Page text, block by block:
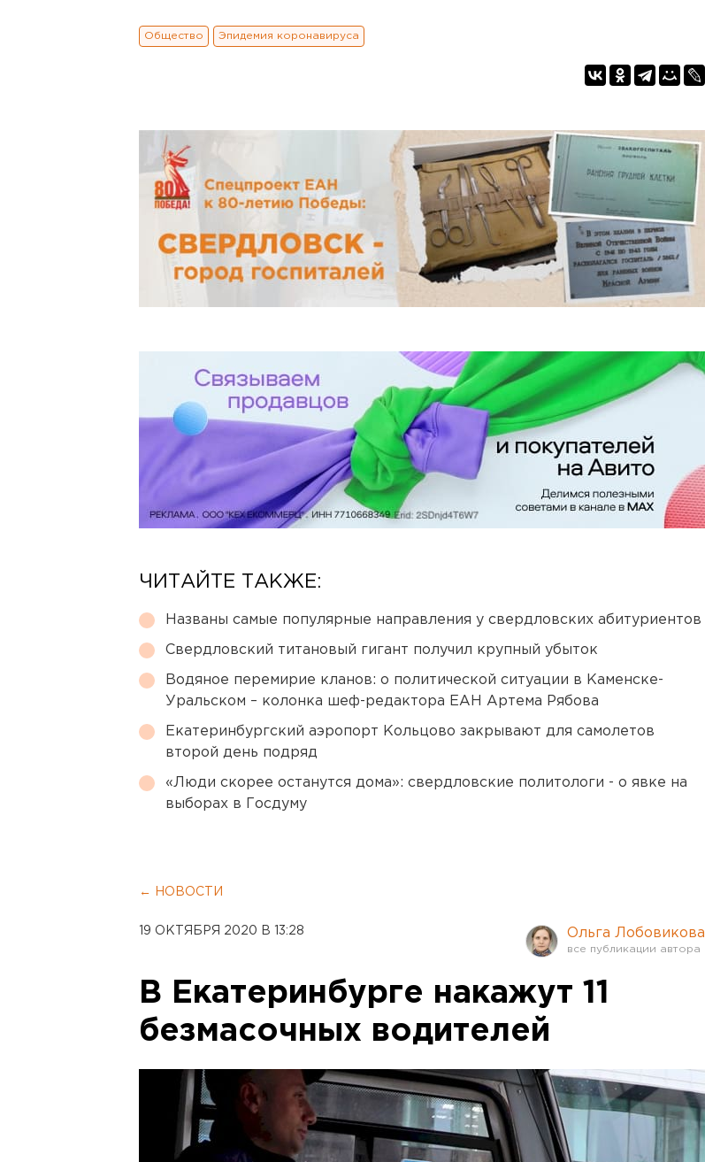
Общество Эпидемия коронавируса
ЧИТАЙТЕ ТАКЖЕ:
Названы самые популярные направления у свердловских абитуриентов
Свердловский титановый гигант получил крупный убыток
Водяное перемирие кланов: о политической ситуации в Каменске-
Уральском – колонка шеф-редактора ЕАН Артема Рябова
Екатеринбургский аэропорт Кольцово закрывают для самолетов
второй день подряд
«Люди скорее останутся дома»: свердловские политологи - о явке на
выборах в Госдуму
← НОВОСТИ
19 ОКТЯБРЯ 2020 В 13:28 Ольга Лобовикова
В Екатеринбурге накажут 11
безмасочных водителей